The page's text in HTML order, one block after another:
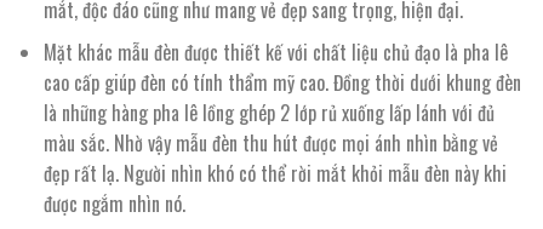
mắt, độc đáo cũng như mang vẻ đẹp sang trọng, hiện đại.
Mặt khác mẫu đèn được thiết kế với chất liệu chủ đạo là pha lê
cao cấp giúp đèn có tính thẩm mỹ cao. Đồng thời dưới khung đèn
là những hàng pha lê lồng ghép 2 lớp rủ xuống lấp lánh với đủ
màu sắc. Nhờ vậy mẫu đèn thu hút được mọi ánh nhìn bằng vẻ
đẹp rất lạ. Người nhìn khó có thể rời mắt khỏi mẫu đèn này khi
được ngắm nhìn nó.